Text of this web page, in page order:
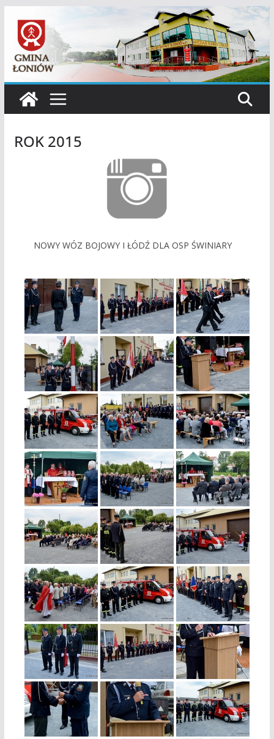
treści
ROK 2015
NOWY WÓZ BOJOWY I ŁÓDŹ DLA OSP ŚWINIARY